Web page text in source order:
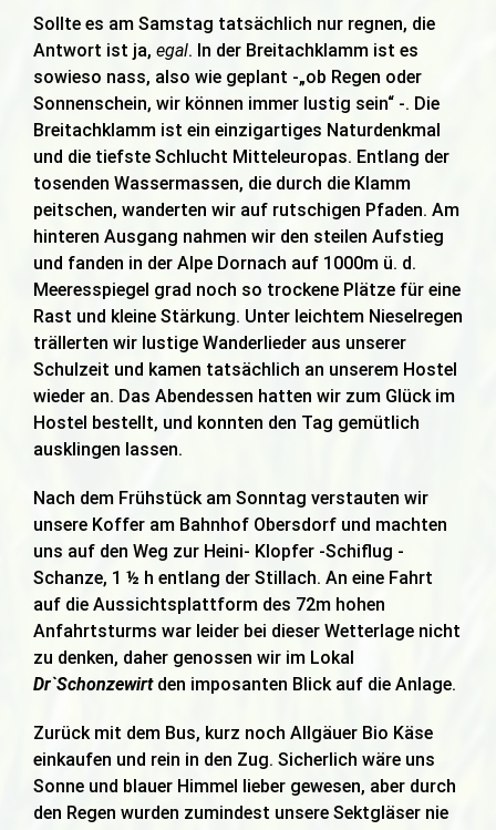
Sollte es am Samstag tatsächlich nur regnen, die
Antwort ist ja, egal. In der Breitachklamm ist es
sowieso nass, also wie geplant -„ob Regen oder
Sonnenschein, wir können immer lustig sein“ -. Die
Breitachklamm ist ein einzigartiges Naturdenkmal
und die tiefste Schlucht Mitteleuropas. Entlang der
tosenden Wassermassen, die durch die Klamm
peitschen, wanderten wir auf rutschigen Pfaden. Am
hinteren Ausgang nahmen wir den steilen Aufstieg
und fanden in der Alpe Dornach auf 1000m ü. d.
Meeresspiegel grad noch so trockene Plätze für eine
Rast und kleine Stärkung. Unter leichtem Nieselregen
trällerten wir lustige Wanderlieder aus unserer
Schulzeit und kamen tatsächlich an unserem Hostel
wieder an. Das Abendessen hatten wir zum Glück im
Hostel bestellt, und konnten den Tag gemütlich
ausklingen lassen.
Nach dem Frühstück am Sonntag verstauten wir
unsere Koffer am Bahnhof Obersdorf und machten
uns auf den Weg zur Heini- Klopfer -Schiflug -
Schanze, 1 ½ h entlang der Stillach. An eine Fahrt
auf die Aussichtsplattform des 72m hohen
Anfahrtsturms war leider bei dieser Wetterlage nicht
zu denken, daher genossen wir im Lokal
Dr`Schonzewirt den imposanten Blick auf die Anlage.
Zurück mit dem Bus, kurz noch Allgäuer Bio Käse
einkaufen und rein in den Zug. Sicherlich wäre uns
Sonne und blauer Himmel lieber gewesen, aber durch
den Regen wurden zumindest unsere Sektgläser nie